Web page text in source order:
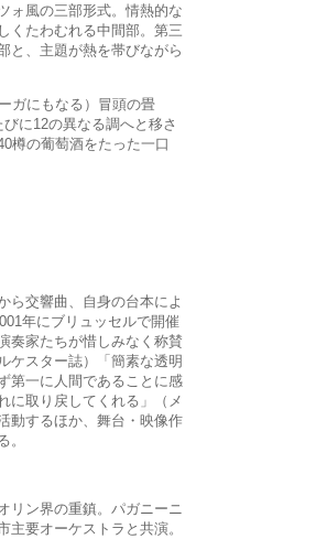
ォ風の三部形式。情熱的な
くたわむれる中間部。第三
と、主題が熱を帯びながら
ガにもなる）冒頭の畳
に12の異なる調へと移さ
樽の葡萄酒をたった一口
ら交響曲、自身の台本によ
年にブリュッセルで開催
奏家たちが惜しみなく称賛
ケスター誌）「簡素な透明
第一に人間であることに感
に取り戻してくれる」（メ
動するほか、舞台・映像作
。
リン界の重鎮。パガニーニ
要オーケストラと共演。